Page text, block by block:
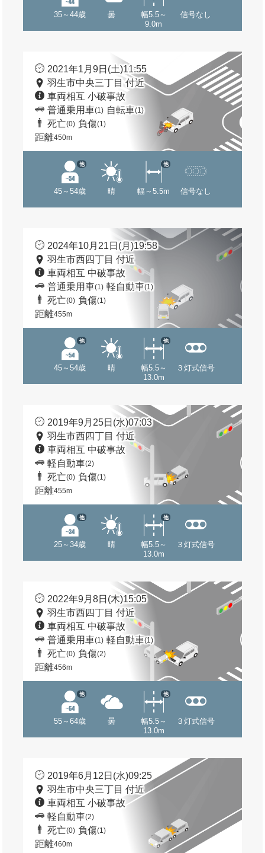
35～44歳 曇
幅5.5～
9.0m
信号なし
2021年1月9日(土)11:55
羽生市中央三丁目 付近
車両相互 小破事故
普通乗用車(1) 自転車(1)
死亡(0) 負傷(1)
距離450m
45～54歳
他
晴 幅～5.5m
他
信号なし
2024年10月21日(月)19:58
羽生市西四丁目 付近
車両相互 中破事故
普通乗用車(1) 軽自動車(1)
死亡(0) 負傷(1)
距離455m
45～54歳
他
晴
幅5.5～
13.0m
他
３灯式信号
2019年9月25日(水)07:03
羽生市西四丁目 付近
車両相互 中破事故
軽自動車(2)
死亡(0) 負傷(1)
距離455m
25～34歳
他
晴
幅5.5～
13.0m
他
３灯式信号
2022年9月8日(木)15:05
羽生市西四丁目 付近
車両相互 中破事故
普通乗用車(1) 軽自動車(1)
死亡(0) 負傷(2)
距離456m
55～64歳
他
曇
幅5.5～
13.0m
他
３灯式信号
2019年6月12日(水)09:25
羽生市中央三丁目 付近
車両相互 小破事故
軽自動車(2)
死亡(0) 負傷(1)
距離460m